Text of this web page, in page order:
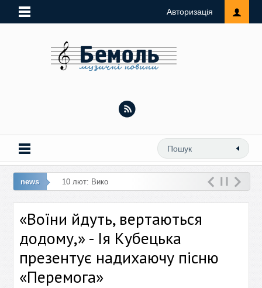
Авторизація
news 10 лют: Виконавиця ремейку «Любий,
«Воїни йдуть, вертаються
додому,» - Ія Кубецька
презентує надихаючу пісню
«Перемога»